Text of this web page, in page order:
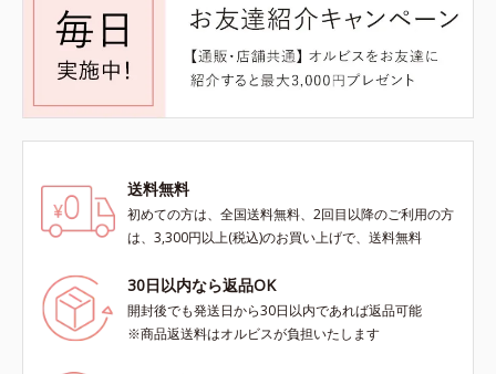
送料無料
初めての方は、全国送料無料、2回目以降のご利用の方
は、3,300円以上(税込)のお買い上げで、送料無料
30日以内なら返品OK
開封後でも発送日から30日以内であれば返品可能
※商品返送料はオルビスが負担いたします